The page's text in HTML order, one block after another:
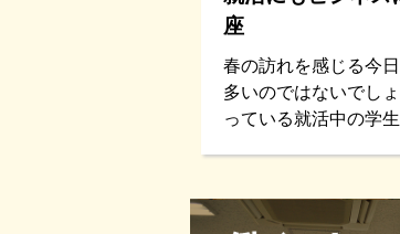
座
春の訪れを感じる今
多いのではないでし
っている就活中の学